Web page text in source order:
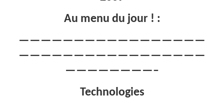
Au menu du jour ! :
—————————————————
—————————————————
————————–
Technologies